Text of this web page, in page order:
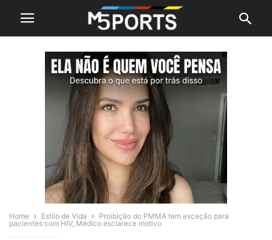
Home Estilo de Vida
Proibição do PMMA tem exceção para
pacientes com HIV; Médico esclarece motivo